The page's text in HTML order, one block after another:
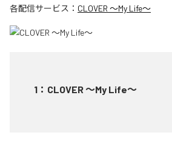
各配信サービス： CLOVER ～My Life～
1 ： CLOVER ～My Life～